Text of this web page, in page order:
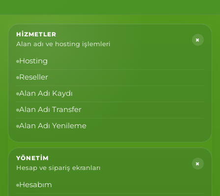
HIZMETLER
Alan adı ve hosting işlemleri
+
Hosting
Reseller
Alan Adı Kaydı
Alan Adı Transfer
Alan Adı Yenileme
YÖNETIM
Hesap ve sipariş ekranları
+
Hesabım